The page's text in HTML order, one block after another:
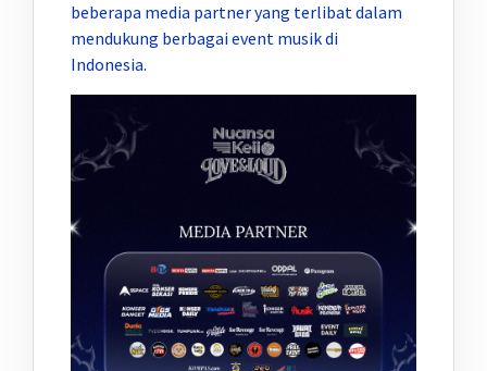
beberapa media partner yang terlibat dalam
mendukung berbagai event musik di
Indonesia.